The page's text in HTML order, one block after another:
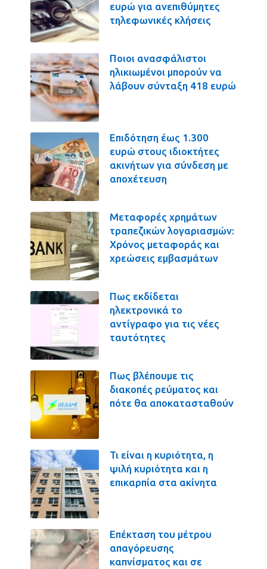
ευρώ για ανεπιθύμητες
τηλεφωνικές κλήσεις
Ποιοι ανασφάλιστοι
ηλικιωμένοι μπορούν να
λάβουν σύνταξη 418 ευρώ
Επιδότηση έως 1.300
ευρώ στους ιδιοκτήτες
ακινήτων για σύνδεση με
αποχέτευση
Μεταφορές χρημάτων
τραπεζικών λογαριασμών:
Χρόνος μεταφοράς και
χρεώσεις εμβασμάτων
Πως εκδίδεται
ηλεκτρονικά το
αντίγραφο για τις νέες
ταυτότητες
Πως βλέπουμε τις
διακοπές ρεύματος και
πότε θα αποκατασταθούν
Τι είναι η κυριότητα, η
ψιλή κυριότητα και η
επικαρπία στα ακίνητα
Επέκταση του μέτρου
απαγόρευσης
καπνίσματος και σε